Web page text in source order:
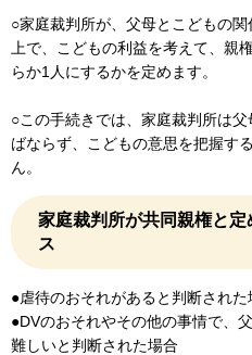
○家庭裁判所が、父母とこどもの
上で、こどもの利益を考えて、親
らか1人にするかを定めます。
○この手続きでは、家庭裁判所は
ばならず、こどもの意思を把握す
ん。
家庭裁判所が共同親権と
ス
●虐待のおそれがあると判断された
●DVのおそれやその他の事情で、
難しいと判断された場合